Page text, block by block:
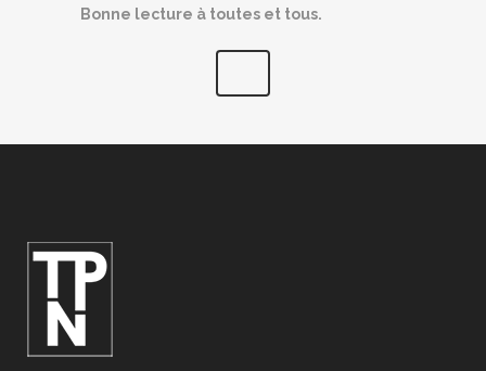
Bonne lecture à toutes et tous.